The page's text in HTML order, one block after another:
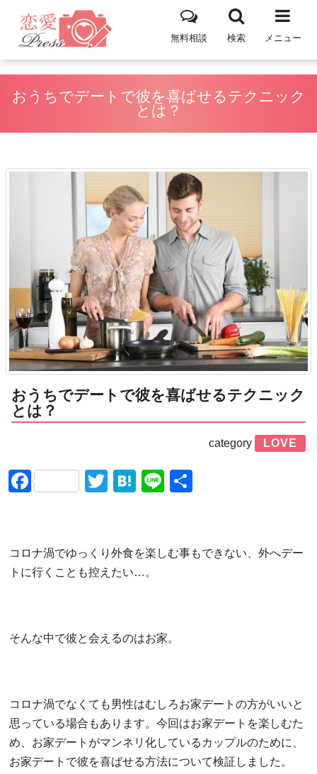
メニュー
検索
無料相談
おうちでデートで彼を喜ばせるテクニック
とは？
おうちでデートで彼を喜ばせるテクニック
とは？
category LOVE
FacebookTwitter
Hatena
Line
コロナ渦でゆっくり外食を楽しむ事もできない、外へデー
トに行くことも控えたい…。
そんな中で彼と会えるのはお家。
コロナ渦でなくても男性はむしろお家デートの方がいいと
思っている場合もあります。今回はお家デートを楽しむた
め、お家デートがマンネリ化しているカップルのために、
お家デートで彼を喜ばせる方法について検証しました。